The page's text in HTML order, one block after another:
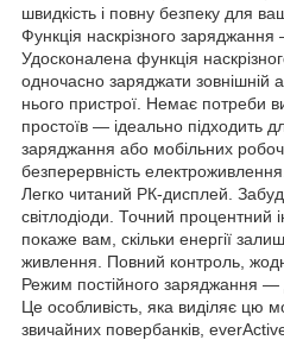
швидкість і повну безпеку для
Функція наскрізного
Удосконалена функція
одночасно заряджати зовнішній
нього пристрої. Немає потреби
простоїв — ідеально підходить
заряджання або мобільних
безперервність електроживлення.
Легко читаний РК-дисплей.
світлодіоди. Точний процентний
покаже вам, скільки енергії
живлення. Повний контроль,
Режим постійного заряджання —
Це особливість, яка виділяє цю
звичайних повербанків,